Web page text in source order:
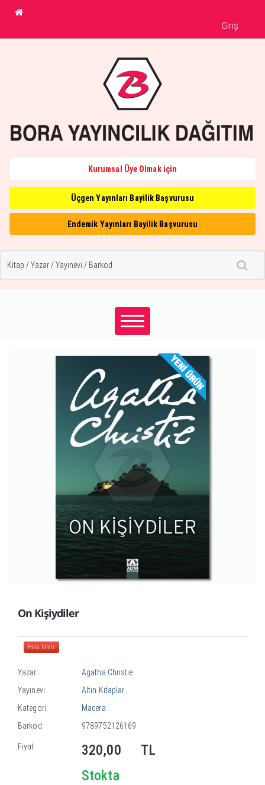
Giriş
Kurumsal Üye Olmak için
Üçgen Yayınları Bayilik Başvurusu
Endemik Yayınları Bayilik Başvurusu
On Kişiydiler
Hata bildir
Yazar:
Agatha Christie
Yayınevi:
Altın Kitaplar
Kategori:
Macera
Barkod:
9789752126169
Fiyat: 320,00
TL
Stokta